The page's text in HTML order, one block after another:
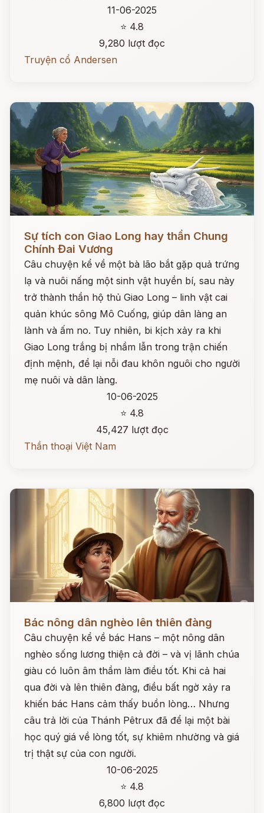
11-06-2025
⭐ 4.8
9,280 lượt đọc
Truyện cổ Andersen
Sự tích con Giao Long hay thần Chung
Chính Đai Vương
Câu chuyện kể về một bà lão bắt gặp quả trứng
lạ và nuôi nấng một sinh vật huyền bí, sau này
trở thành thần hộ thủ Giao Long – linh vật cai
quản khúc sông Mô Cuống, giúp dân làng an
lành và ấm no. Tuy nhiên, bi kịch xảy ra khi
Giao Long trắng bị nhầm lẫn trong trận chiến
định mệnh, để lại nỗi đau khôn nguôi cho người
mẹ nuôi và dân làng.
10-06-2025
⭐ 4.8
45,427 lượt đọc
Thần thoại Việt Nam
Bác nông dân nghèo lên thiên đàng
Câu chuyện kể về bác Hans – một nông dân
nghèo sống lương thiện cả đời – và vị lãnh chúa
giàu có luôn âm thầm làm điều tốt. Khi cả hai
qua đời và lên thiên đàng, điều bất ngờ xảy ra
khiến bác Hans cảm thấy buồn lòng… Nhưng
câu trả lời của Thánh Pêtrux đã để lại một bài
học quý giá về lòng tốt, sự khiêm nhường và giá
trị thật sự của con người.
10-06-2025
⭐ 4.8
6,800 lượt đọc